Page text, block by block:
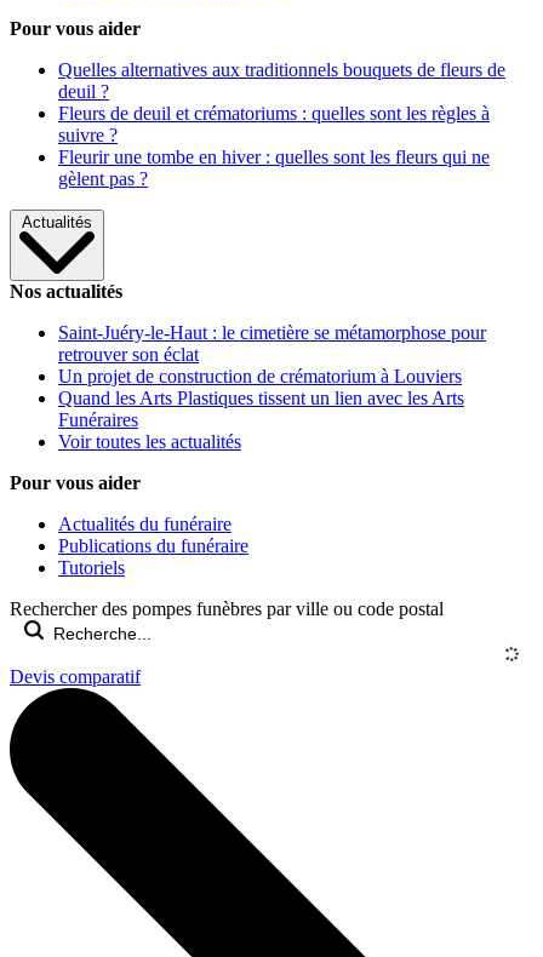
Pour vous aider
Quelles alternatives aux traditionnels bouquets de fleurs de
deuil ?
Fleurs de deuil et crématoriums : quelles sont les règles à
suivre ?
Fleurir une tombe en hiver : quelles sont les fleurs qui ne
gèlent pas ?
Actualités
Nos actualités
Saint-Juéry-le-Haut : le cimetière se métamorphose pour
retrouver son éclat
Un projet de construction de crématorium à Louviers
Quand les Arts Plastiques tissent un lien avec les Arts
Funéraires
Voir toutes les actualités
Pour vous aider
Actualités du funéraire
Publications du funéraire
Tutoriels
Rechercher des pompes funèbres par ville ou code postal
Devis comparatif